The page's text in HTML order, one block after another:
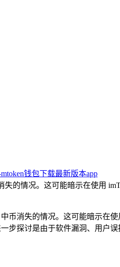
钱包下载最新版本app
的情况。这可能暗示在使用
币消失的情况。这可能暗示在
探讨是由于软件漏洞、用户